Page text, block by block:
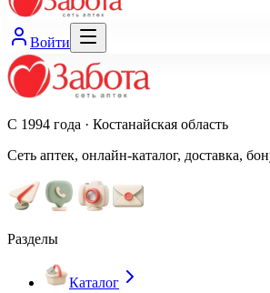
Войти
С 1994 года · Костанайская область
Сеть аптек, онлайн-каталог, доставка,
Разделы
Каталог